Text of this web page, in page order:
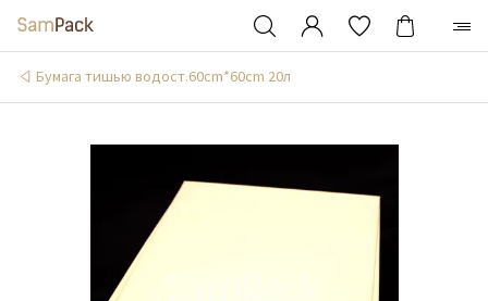
Бумага тишью водост.60cm*60cm 20л